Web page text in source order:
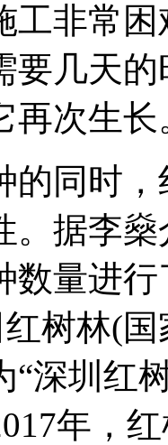
工非常
要几天
再次生长
的同时
。据李
数量进
树林(
“深圳红
年，